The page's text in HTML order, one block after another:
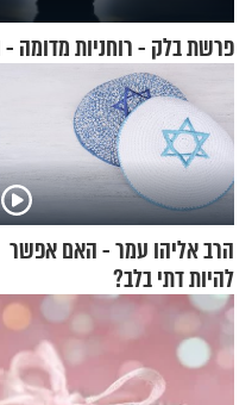
פרשת בלק - רוחניות מדומה -
הרב אליהו עמר - האם אפשר
להיות דתי בלב?